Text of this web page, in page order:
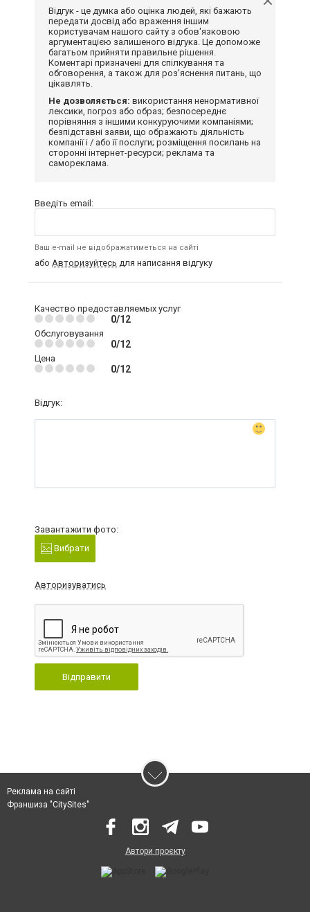
Відгук - це думка або оцінка людей, які бажають
передати досвід або враження іншим
користувачам нашого сайту з обов'язковою
аргументацією залишеного відгука. Це допоможе
багатьом прийняти правильне рішення.
Коментарі призначені для спілкування та
обговорення, а також для роз'яснення питань, що
цікавлять.
Не дозволяється: використання ненормативної
лексики, погроз або образ; безпосереднє
порівняння з іншими конкуруючими компаніями;
безпідставні заяви, що ображають діяльність
компанії і / або її послуги; розміщення посилань на
сторонні інтернет-ресурси; реклама та
самореклама.
Введіть email:
Ваш e-mail не відображатиметься на сайті
або Авторизуйтесь для написання відгуку
Качество предоставляемых услуг
0/12
Обслуговування
0/12
Цена
0/12
Відгук:
Завантажити фото:
Вибрати
Авторизуватись
Відправити
Реклама на сайті
Франшиза "CitySites"
Автори проєкту